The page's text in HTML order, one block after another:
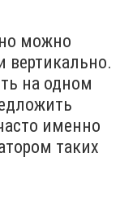
можно
вертикально.
на одном
именно
таких